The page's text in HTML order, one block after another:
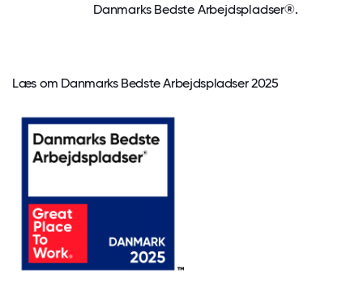
Danmarks Bedste Arbejdspladser®.
Læs om Danmarks Bedste Arbejdspladser 2025